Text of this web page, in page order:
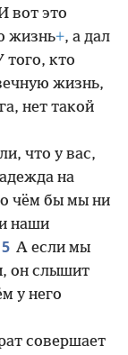
вот это
жизнь+, а дал
того, кто
жизнь,
нет такой
что у вас,
на
чём бы мы ни
наши
А если мы
он слышит
у него
совершает